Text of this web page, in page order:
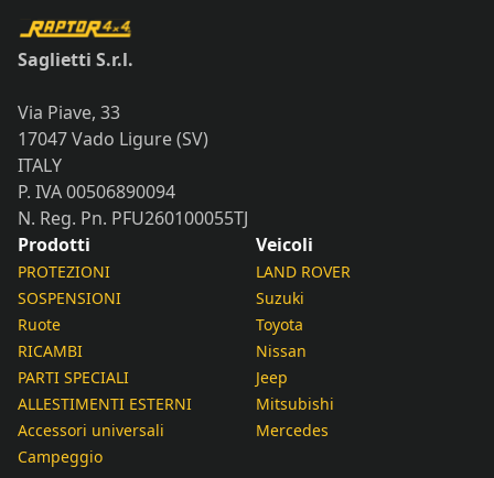
Saglietti S.r.l.
Via Piave, 33
17047 Vado Ligure (SV)
ITALY
P. IVA 00506890094
N. Reg. Pn. PFU260100055TJ
Prodotti
PROTEZIONI
SOSPENSIONI
Ruote
RICAMBI
PARTI SPECIALI
ALLESTIMENTI ESTERNI
Accessori universali
Campeggio
Veicoli
LAND ROVER
Suzuki
Toyota
Nissan
Jeep
Mitsubishi
Mercedes